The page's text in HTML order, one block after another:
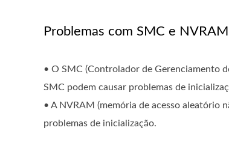
Problemas com SMC e NVRAM
• O SMC (Controlador de Gerenciamento
SMC podem causar problemas de
• A NVRAM (memória de acesso aleatório
problemas de inicialização.